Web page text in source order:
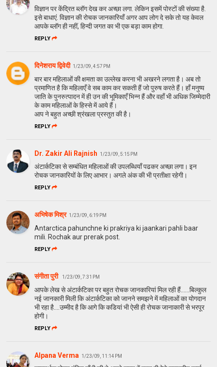
विज्ञान पर केंद्रित ब्लॉग देख कर अच्छा लगा. लेकिन इसमें पोस्टों की संख्या है.
इसे बाधाएं. विज्ञान की रोचक जानकारियाँ अगर आप लोग दे सके तो यह केवल
आपके ब्लॉग ही नहीं, हिन्दी जगत का भी एक बड़ा काम होगा.
REPLY
दिनेशराय द्विवेदी 1/23/09, 4:57 PM
बार बार महिलाओं की क्षमता का उल्लेख करना भी अखरने लगता है। अब तो
प्रमाणित है कि महिलाएँ वे सब काम कर सकती हैं जो पुरुष करते हैं। हाँ मनुष्य
जाति के पुनरुत्पादन में ही उन की भूमिकाएँ भिन्न हैं और वहाँ भी अधिक जिम्मेदारी
के काम महिलाओं के हिस्से में आये हैं।
आप ने बहुत अच्छी श्रंखला प्रस्तुत की है।
REPLY
Dr. Zakir Ali Rajnish 1/23/09, 5:15 PM
अंटार्कटिका से सम्‍बंधित महिलाओं की उपलब्धियॉं पढकर अच्‍छा लगा। इन
रोचक जानकारियों के लिए आभार। अगले अंक की भी प्रतीक्षा रहेगी।
REPLY
अभिषेक मिश्र 1/23/09, 6:19 PM
Antarctica pahunchne ki prakriya ki jaankari pahli baar
mili. Rochak aur prerak post.
REPLY
संगीता पुरी 1/23/09, 7:31 PM
आपके लेख से अंटार्कटिका पर बहुत रोचक जानकारियां मिल रही हैं......बिल्‍कुल
नई जानकारी मिली कि अंटार्कटिका को जानने समझने में महिलाओं का योगदान
भी रहा है....उम्‍मीद है कि आगे कि कडियां भी ऐसी ही रोचक जानाकारी से भरपूर
होगी।
REPLY
Alpana Verma 1/23/09, 11:14 PM